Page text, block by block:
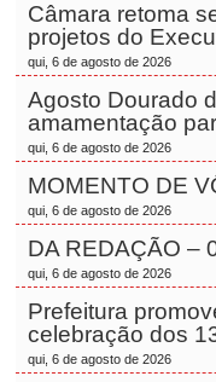
Câmara retoma
projetos do
qui, 6 de agosto de 2026
Agosto Dourado
amamentação
qui, 6 de agosto de 2026
MOMENTO DE
qui, 6 de agosto de 2026
DA REDAÇÃO –
qui, 6 de agosto de 2026
Prefeitura
celebração dos
qui, 6 de agosto de 2026